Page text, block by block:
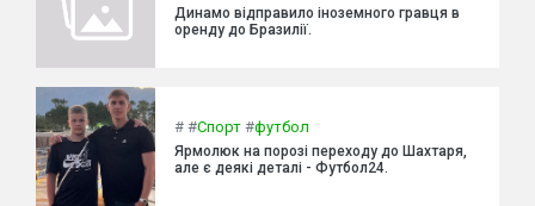
Динамо відправило іноземного гравця в
оренду до Бразилії.
# #Спорт #футбол
Ярмолюк на порозі переходу до Шахтаря,
але є деякі деталі - Футбол24.